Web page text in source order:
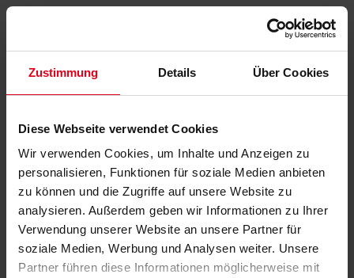
Zustimmung Details Über Cookies
Diese Webseite verwendet Cookies
Wir verwenden Cookies, um Inhalte und Anzeigen zu
personalisieren, Funktionen für soziale Medien anbieten
zu können und die Zugriffe auf unsere Website zu
analysieren. Außerdem geben wir Informationen zu Ihrer
Verwendung unserer Website an unsere Partner für
soziale Medien, Werbung und Analysen weiter. Unsere
Partner führen diese Informationen möglicherweise mit